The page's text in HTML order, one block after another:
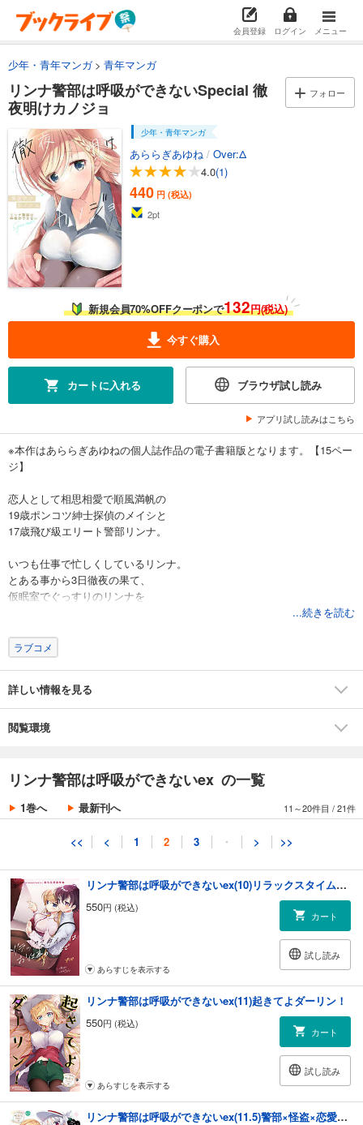
会員登録 ログイン メニュー
少年・青年マンガ 青年マンガ
リンナ警部は呼吸ができないSpecial 徹
夜明けカノジョ
フォロー
少年・青年マンガ
あららぎあゆね / Over:Δ
4.0(1)
440 円 (税込)
2pt
新規会員70%OFFクーポンで132円(税込)
今すぐ購入
カートに入れる ブラウザ試し読み
アプリ試し読みはこちら
※本作はあららぎあゆねの個人誌作品の電子書籍版となります。【15ペー
ジ】
恋人として相思相愛で順風満帆の
19歳ポンコツ紳士探偵のメイシと
17歳飛び級エリート警部リンナ。
いつも仕事で忙しくしているリンナ。
とある事から3日徹夜の果て、
仮眠室でぐっすりのリンナを
糖度1000％超えのドキドキニヤニヤラブコメ漫画！
いちゃいちゃそわそわラブコメが好きな方は是非どうぞ！
...続きを読む
ラブコメ
詳しい情報を見る
閲覧環境
リンナ警部は呼吸ができないex の一覧
1巻へ 最新刊へ 11～20件目 /21件
<< < 1 2 3 ・ > >>
試し読み
あらすじを表示する
330円 (税込)
あらすじを表示する
リンナ警部は呼吸ができないex(4)COSTUME!!
330円 (税込)
あらすじを表示する
550
あらすじを表示する
リンナ警部は呼吸ができないex(6)未完成ラブステップ
770
円 (税込)
カート
あらすじを表示する
リンナ警部は呼吸ができないex(7)スクールランデブー
660 円 (税込)
試し読み
550円 (税込)
カート
試し読み
550円 (税込)
リンナ警部は呼吸ができないex(10)リラックスタイムはお仕事のあとで
550円 (税込)
カート
試し読み
あらすじを表示する
リンナ警部は呼吸ができないex(11)起きてよダーリン！
550円 (税込)
カート
試し読み
あらすじを表示する
リンナ警部は呼吸ができないex(11.5)警部×怪盗×恋愛相談